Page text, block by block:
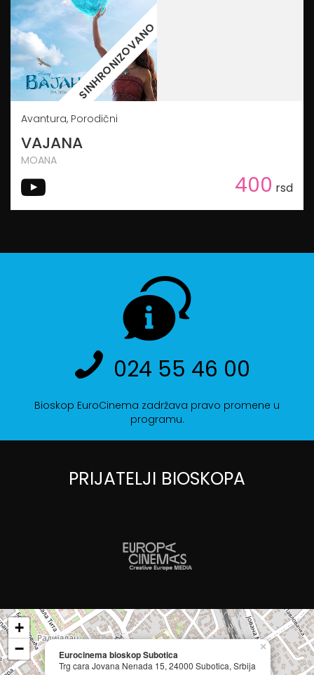
SINHRONIZOVANO
Avantura, Porodični
VAJANA
MOANA
400 rsd
024 55 46 00
Bioskop EuroCinema zadržava pravo promene u
programu.
PRIJATELJI BIOSKOPA
Eurocinema bioskop Subotica
Trg cara Jovana Nenada 15, 24000 Subotica, Srbija
×
+
−